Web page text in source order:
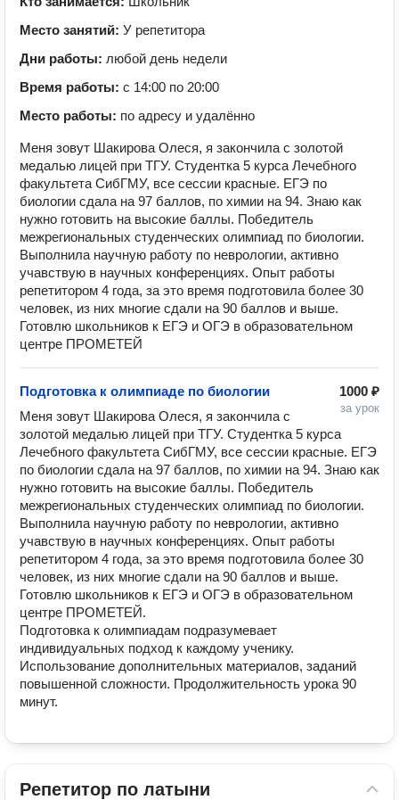
Место занятий: У репетитора
Дни работы: любой день недели
Время работы: с 14:00 по 20:00
Место работы: по адресу и удалённо
Меня зовут Шакирова Олеся, я закончила с золотой
медалью лицей при ТГУ. Студентка 5 курса Лечебного
факультета СибГМУ, все сессии красные. ЕГЭ по
биологии сдала на 97 баллов, по химии на 94. Знаю как
нужно готовить на высокие баллы. Победитель
межрегиональных студенческих олимпиад по биологии.
Выполнила научную работу по неврологии, активно
учавствую в научных конференциях. Опыт работы
репетитором 4 года, за это время подготовила более 30
человек, из них многие сдали на 90 баллов и выше.
Готовлю школьников к ЕГЭ и ОГЭ в образовательном
центре ПРОМЕТЕЙ
1000 ₽
за урок
Подготовка к олимпиаде по биологии
Меня зовут Шакирова Олеся, я закончила с
золотой медалью лицей при ТГУ. Студентка 5 курса
Лечебного факультета СибГМУ, все сессии красные. ЕГЭ
по биологии сдала на 97 баллов, по химии на 94. Знаю как
нужно готовить на высокие баллы. Победитель
межрегиональных студенческих олимпиад по биологии.
Выполнила научную работу по неврологии, активно
учавствую в научных конференциях. Опыт работы
репетитором 4 года, за это время подготовила более 30
человек, из них многие сдали на 90 баллов и выше.
Готовлю школьников к ЕГЭ и ОГЭ в образовательном
центре ПРОМЕТЕЙ.
Подготовка к олимпиадам подразумевает
индивидуальных подход к каждому ученику.
Использование дополнительных материалов, заданий
повышенной сложности. Продолжительность урока 90
минут.
Репетитор по латыни